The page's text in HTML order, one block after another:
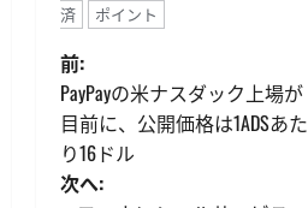
済
ポイント
投
稿
ナ
前:
PayPayの米ナスダック上場が
目前に、公開価格は1ADSあた
り16ドル
次へ: